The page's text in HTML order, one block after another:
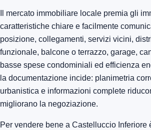
Il mercato immobiliare locale premia gli
caratteristiche chiare e facilmente
posizione, collegamenti, servizi vicini,
funzionale, balcone o terrazzo, garage,
basse spese condominiali ed efficienza
la documentazione incide: planimetria
urbanistica e informazioni complete
migliorano la negoziazione.
Per vendere bene a Castelluccio Inferiore